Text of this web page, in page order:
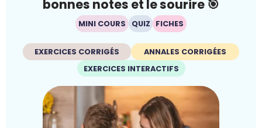
bonnes notes et le sourire 🎯
MINI COURS QUIZ FICHES
EXERCICES CORRIGÉS
ANNALES CORRIGÉES
EXERCICES INTERACTIFS